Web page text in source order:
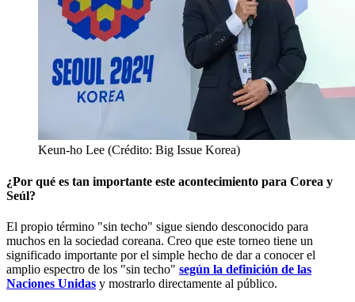
Keun-ho Lee (Crédito: Big Issue Korea)
¿Por qué es tan importante este acontecimiento para Corea y
Seúl?
El propio término "sin techo" sigue siendo desconocido para
muchos en la sociedad coreana. Creo que este torneo tiene un
significado importante por el simple hecho de dar a conocer el
amplio espectro de los "sin techo" según la definición de las
Naciones Unidas y mostrarlo directamente al público.